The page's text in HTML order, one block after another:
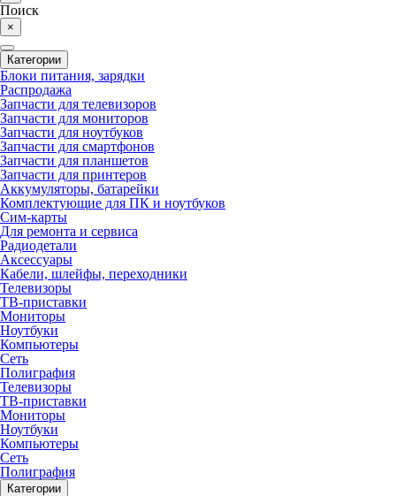
Поиск
×
Категории
Блоки питания, зарядки
Распродажа
Запчасти для телевизоров
Запчасти для мониторов
Запчасти для ноутбуков
Запчасти для смартфонов
Запчасти для планшетов
Запчасти для принтеров
Аккумуляторы, батарейки
Комплектующие для ПК и ноутбуков
Сим-карты
Для ремонта и сервиса
Радиодетали
Аксессуары
Кабели, шлейфы, переходники
Телевизоры
ТВ-приставки
Мониторы
Ноутбуки
Компьютеры
Сеть
Полиграфия
Телевизоры
ТВ-приставки
Мониторы
Ноутбуки
Компьютеры
Сеть
Полиграфия
Категории